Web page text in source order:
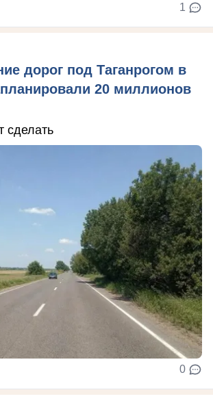
1
дорог под Таганрогом в
20 миллионов
сделать
0